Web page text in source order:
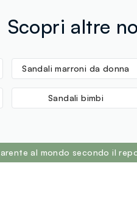
Scopri altre
Sandali marroni da donna
Sandali bimbi
al mondo secondo il